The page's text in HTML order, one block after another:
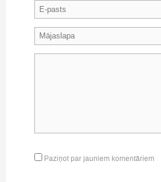
Paziņot par jauniem komentāriem